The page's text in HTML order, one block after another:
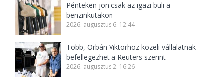
Pénteken jön csak az igazi buli a
benzinkutakon
2026. augusztus 6. 12:44
Több, Orbán Viktorhoz közeli vállalatnak
befellegezhet a Reuters szerint
2026. augusztus 2. 16:26